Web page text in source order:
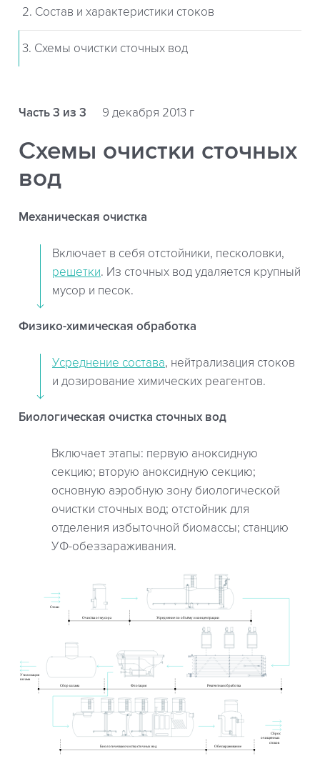
2. Состав и характеристики стоков
3. Схемы очистки сточных вод
Часть 3 из 3 9 декабря 2013 г
Схемы очистки сточных
вод
Механическая очистка
Включает в себя отстойники, песколовки,
решетки. Из сточных вод удаляется крупный
мусор и песок.
Физико-химическая обработка
Усреднение состава, нейтрализация стоков
и дозирование химических реагентов.
Биологическая очистка сточных вод
Включает этапы: первую аноксидную
секцию; вторую аноксидную секцию;
основную аэробную зону биологической
очистки сточных вод; отстойник для
отделения избыточной биомассы; станцию
УФ-обеззараживания.